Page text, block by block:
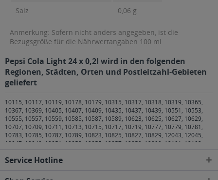
Salz
0,06 g
Anmerkung: Sofern nicht anders angegeben, ist die
Bezugsgröße für die Nährwertangaben 100 ml
Pepsi Cola Light 24 x 0,2l wird in den folgenden
Regionen, Städten, Orten und Postleitzahl-Gebieten
geliefert
10115, 10117, 10119, 10178, 10179, 10315, 10317, 10318, 10319, 10365,
10367, 10369, 10405, 10407, 10409, 10435, 10437, 10439, 10551, 10553,
10555, 10557, 10559, 10585, 10587, 10589, 10623, 10625, 10627, 10629,
10707, 10709, 10711, 10713, 10715, 10717, 10719, 10777, 10779, 10781,
10783, 10785, 10787, 10789, 10823, 10825, 10827, 10829, 12043, 12045,
12047, 12049, 12051, 12053, 12055, 12057, 12059, 12099, 12101, 12103,
12203, 12205, 12207, 12209, 12247, 12249, 12277, 12279, 12305, 12307,
12439, 12459, 12487, 12489, 12524, 12526, 12527, 12555, 12557, 12559,
Service Hotline